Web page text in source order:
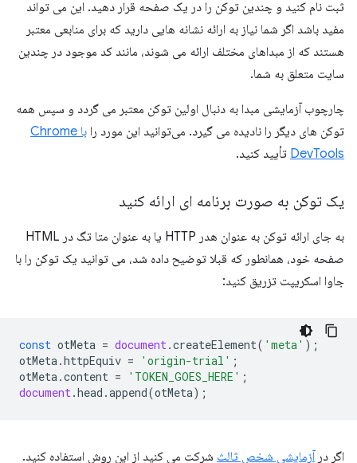
ثبت نام کنید و چندین توکن را در یک صفحه قرار دهید. این می تواند
مفید باشد اگر شما نیاز به ارائه نشانه هایی دارید که برای منابعی معتبر
هستند که از مبداهای مختلف ارائه می شوند، مانند کد موجود در چندین
سایت متعلق به شما.
چارچوب آزمایشی مبدا به دنبال اولین توکن معتبر می گردد و سپس همه
توکن های دیگر را نادیده می گیرد. می‌توانید این مورد را
با Chrome
DevTools تأیید کنید.
یک توکن به صورت برنامه ای ارائه کنید
به جای ارائه توکن به عنوان هدر HTTP یا به عنوان متا تگ در HTML
صفحه خود، همانطور که قبلا توضیح داده شد، می توانید یک توکن را با
جاوا اسکریپت تزریق کنید:
const otMeta = document.createElement( 'meta' );
otMeta.httpEquiv = 'origin-trial' ;
otMeta.content = 'TOKEN_GOES_HERE' ;
document.head .append(otMeta);
اگر در آزمایشی شخص ثالث شرکت می کنید از این روش استفاده کنید.